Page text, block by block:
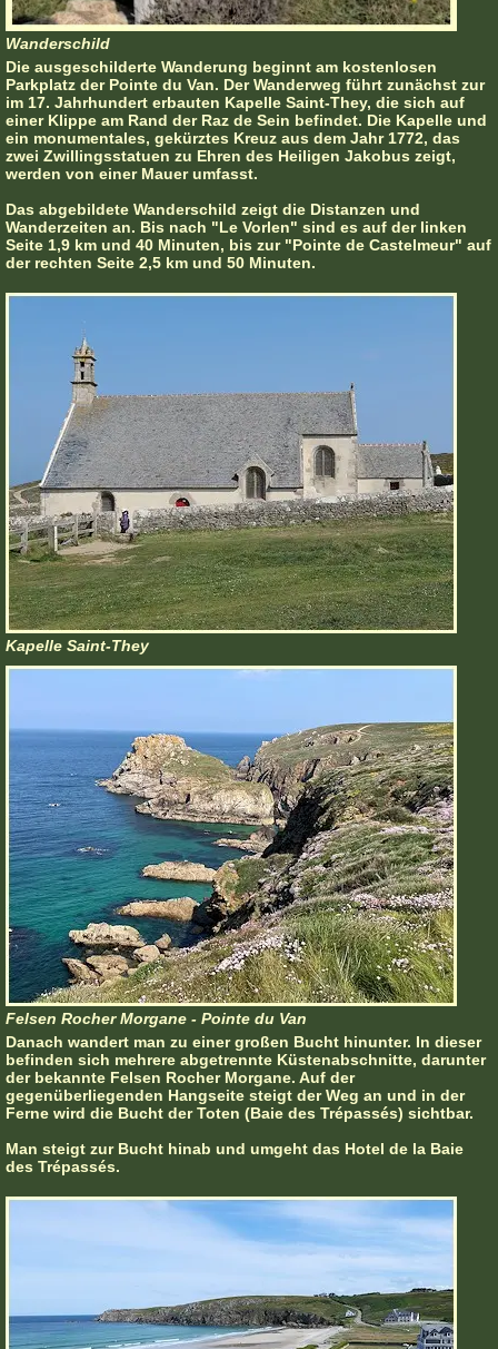
Wanderschild
Die ausgeschilderte Wanderung beginnt am kostenlosen
Parkplatz der Pointe du Van. Der Wanderweg führt zunächst zur
im 17. Jahrhundert erbauten Kapelle Saint-They, die sich auf
einer Klippe am Rand der Raz de Sein befindet. Die Kapelle und
ein monumentales, gekürztes Kreuz aus dem Jahr 1772, das
zwei Zwillingsstatuen zu Ehren des Heiligen Jakobus zeigt,
werden von einer Mauer umfasst.
Das abgebildete Wanderschild zeigt die Distanzen und
Wanderzeiten an. Bis nach "Le Vorlen" sind es auf der linken
Seite 1,9 km und 40 Minuten, bis zur "Pointe de Castelmeur" auf
der rechten Seite 2,5 km und 50 Minuten.
Kapelle Saint-They
Felsen Rocher Morgane - Pointe du Van
Danach wandert man zu einer großen Bucht hinunter. In dieser
befinden sich mehrere abgetrennte Küstenabschnitte, darunter
der bekannte Felsen Rocher Morgane. Auf der
gegenüberliegenden Hangseite steigt der Weg an und in der
Ferne wird die Bucht der Toten (Baie des Trépassés) sichtbar.
Man steigt zur Bucht hinab und umgeht das Hotel de la Baie
des Trépassés.